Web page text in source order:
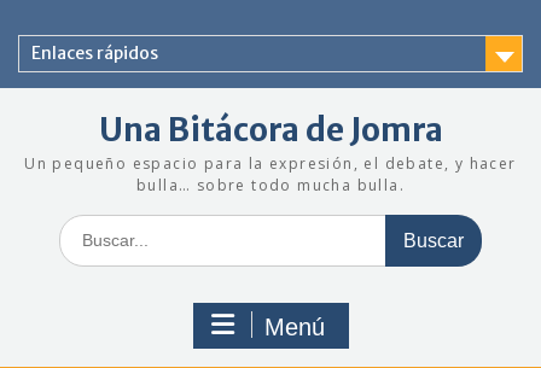
contenido
Enlaces rápidos
Una Bitácora de Jomra
Un pequeño espacio para la expresión, el debate, y hacer
bulla… sobre todo mucha bulla.
Buscar:
Menú